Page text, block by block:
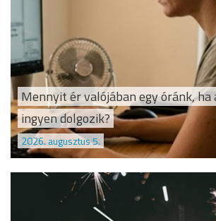
Mennyit ér valójában egy óránk, ha
ingyen dolgozik?
2026. augusztus 5.